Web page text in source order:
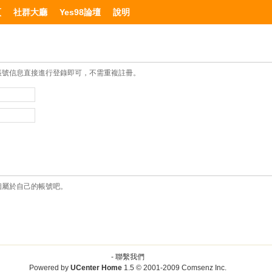
社群大廳 Yes98論壇 說明
信息直接進行登錄即可，不需重複註冊。
於自己的帳號吧。
- 聯繫我們
Powered by UCenter Home 1.5 © 2001-2009 Comsenz Inc.